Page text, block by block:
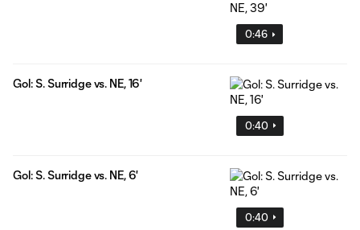
0:46
0:40
Gol: S. Surridge vs. NE, 16'
0:40
Gol: S. Surridge vs. NE, 6'